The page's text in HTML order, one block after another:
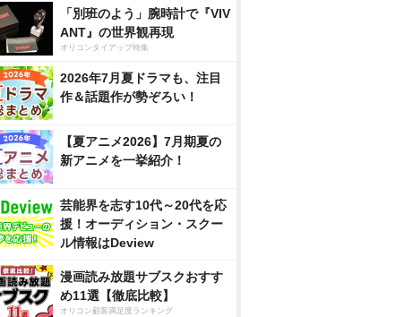
「別班のよう」腕時計で『VIV
ANT』の世界観再現
オリコンタイアップ特集
2026年7月夏ドラマも、注目
作＆話題作が勢ぞろい！
【夏アニメ2026】7月期夏の
新アニメを一挙紹介！
芸能界を志す10代～20代を応
援！オーディション・スクー
ル情報はDeview
漫画読み放題サブスクおすす
め11選【徹底比較】
オリコン顧客満足度ランキング